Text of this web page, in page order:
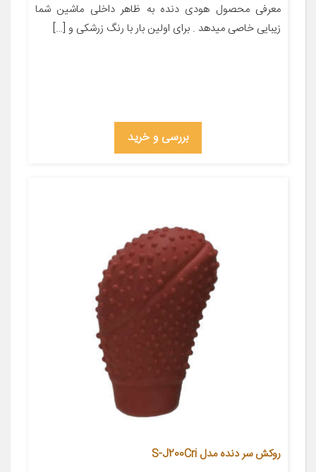
معرفی محصول هودی دنده به ظاهر داخلی ماشین شما
زیبایی خاصی میدهد . برای اولین بار با رنگ زرشکی و […]
بررسی و خرید
روکش سر دنده مدل S-J200Cri